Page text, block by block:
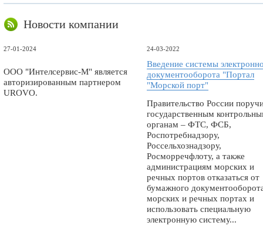
Новости компании
27-01-2024
ООО "Интелсервис-М" является
авторизированным партнером
UROVO.
24-03-2022
Введение системы
документооборота "Портал
"Морской порт"
Правительство России
государственным
органам – ФТС, ФСБ,
Роспотребнадзору,
Россельхознадзору,
Росморречфлоту, а также
администрациям морских и
речных портов отказаться от
бумажного
морских и речных портах и
использовать специальную
электронную систему...